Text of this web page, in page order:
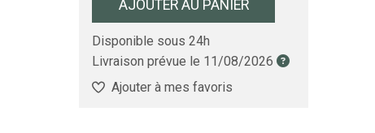
AJOUTER AU PANIER
Disponible sous 24h
Livraison prévue le 11/08/2026
Ajouter à mes favoris